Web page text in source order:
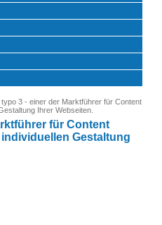
3 - einer der Marktführer für Content
Ihrer Webseiten.
für Content
Gestaltung